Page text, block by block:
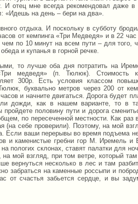
И отец мне всегда рекомендовал даже
«Идешь на день – бери на два».
отдыха. И поскольку в субботу
от кемпинга «Три Медведя» и в 22
чем по 10 минут на всем пути – для того,
и купанья в горной речке.
то лучше оба дня потратить на
медведя» (п. Тюлюк). Стоимость
300р. Есть условия классом
буквально метров через 200 от
и начните двигаться. Дорога будет
дожди, как в нашем варианте, то в
половину пути и дорога
по пересеченной местности. Как раз
(на себе проверили). Поэтому, на мой
Если ваши перерывы во время подъема
и каменистые гребни гор М. Иремель и
пологих склонах, ставят палатки для
на мой взгляд, при том ветре, который
вернуться несколько в лес и там
забраться на каменные россыпи и
от счастья забьется сердце, и вы